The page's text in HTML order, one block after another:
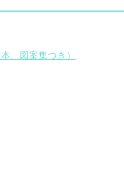
、図案集つき）